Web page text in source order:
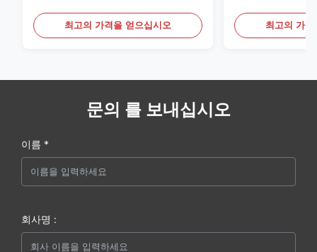
최고의 가격을 얻으십시오 최고의 가
문의 를 보내십시오
이름 *
회사명 :